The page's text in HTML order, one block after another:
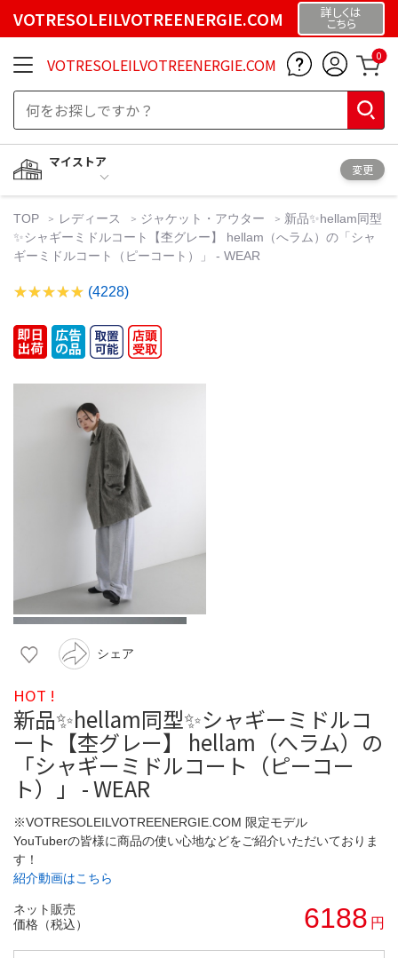
VOTRESOLEILVOTREENERGIE.COM 詳しくは
こちら
VOTRESOLEILVOTREENERGIE.COM 0
マイストア
変更
TOP レディース ジャケット・アウター
新品✨hellam同型
✨シャギーミドルコート【杢グレー】 hellam（へラム）の「シャ
ギーミドルコート（ピーコート）」 - WEAR
(4228)
シェア
HOT !
新品✨hellam同型✨シャギーミドルコ
ート【杢グレー】 hellam（へラム）の
「シャギーミドルコート（ピーコー
ト）」 - WEAR
※VOTRESOLEILVOTREENERGIE.COM 限定モデル
YouTuberの皆様に商品の使い心地などをご紹介いただいておりま
す！
紹介動画はこちら
ネット販売
価格（税込）
6188 円